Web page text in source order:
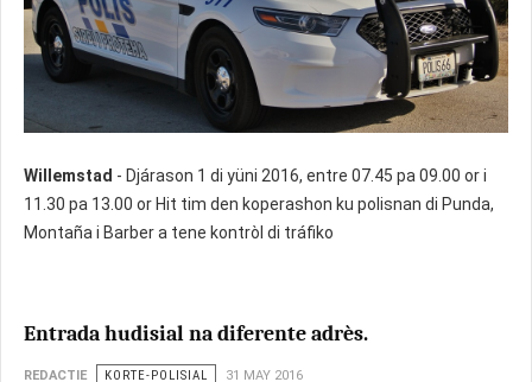
Willemstad - Djárason 1 di yüni 2016, entre 07.45 pa 09.00 or i
11.30 pa 13.00 or Hit tim den koperashon ku polisnan di Punda,
Montaña i Barber a tene kontròl di tráfiko
Entrada hudisial na diferente adrès.
REDACTIE KORTE-POLISIAL 31 MAY 2016